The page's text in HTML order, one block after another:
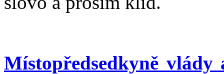
Místopředsedkyně